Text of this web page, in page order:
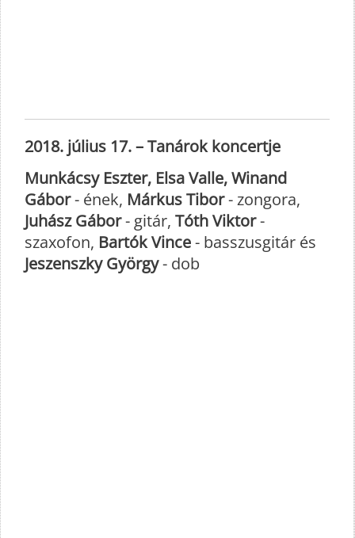
2018. július 17. – Tanárok koncertje
Munkácsy Eszter, Elsa Valle, Winand
Gábor- ének, Márkus Tibor- zongora,
Juhász Gábor- gitár, Tóth Viktor-
szaxofon, Bartók Vince- basszusgitár és
Jeszenszky György- dob